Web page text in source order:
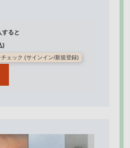
すると
)
ェック (サインイン/新規登録)